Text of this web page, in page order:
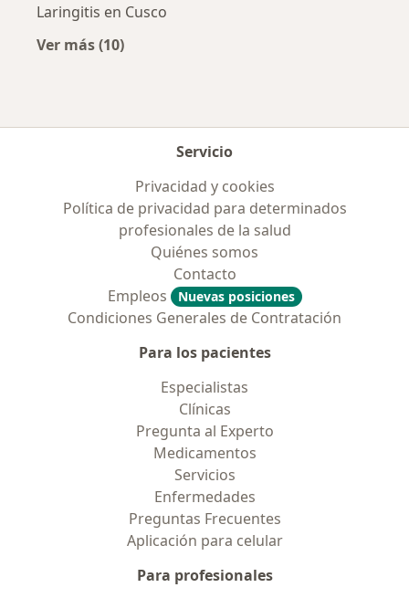
Laringitis en Cusco
Ver más (10)
Servicio
Privacidad y cookies
Política de privacidad para determinados
profesionales de la salud
Quiénes somos
Contacto
Empleos
Nuevas posiciones
Condiciones Generales de Contratación
Para los pacientes
Especialistas
Clínicas
Pregunta al Experto
Medicamentos
Servicios
Enfermedades
Preguntas Frecuentes
Aplicación para celular
Para profesionales